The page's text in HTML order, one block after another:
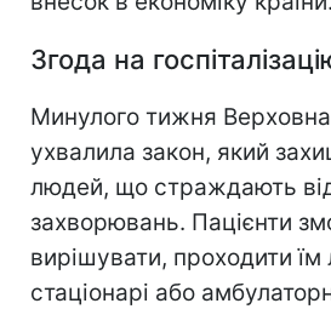
Згода на
Минулого тижня
ухвалила закон, який
людей, що страждають
захворювань. Пацієнти
вирішувати, проходити їм
стаціонарі або